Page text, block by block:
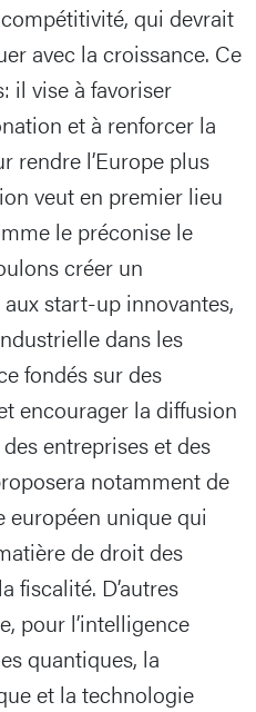
qui devrait
avec la croissance. Ce
il vise à favoriser
et à renforcer la
rendre l’Europe plus
veut en premier lieu
le préconise le
créer un
start-up innovantes,
dans les
fondés sur des
encourager la diffusion
entreprises et des
notamment de
unique qui
de droit des
fiscalité. D’autres
pour l’intelligence
quantiques, la
et la technologie